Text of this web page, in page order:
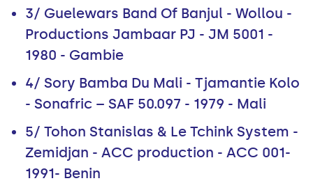
3/ Guelewars Band Of Banjul - Wollou -
Productions Jambaar PJ - JM 5001 -
1980 - Gambie
4/ Sory Bamba Du Mali - Tjamantie Kolo
- Sonafric – SAF 50.097 - 1979 - Mali
5/ Tohon Stanislas & Le Tchink System -
Zemidjan - ACC production - ACC 001-
1991- Benin